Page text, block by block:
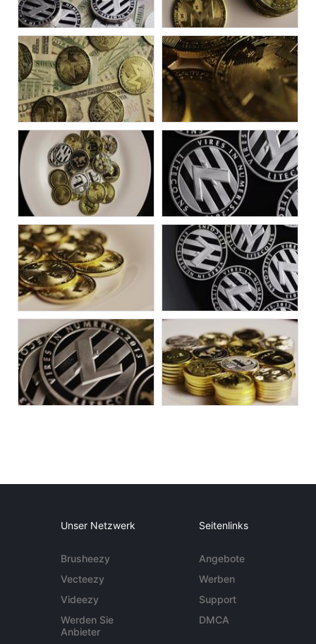
Unser Netzwerk
Brusheezy
Vecteezy
Videezy
Werden Sie
Anbieter
Seitenlinks
Angebote
Werben
Support
DMCA